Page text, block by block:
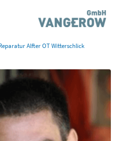
Alfter OT Witterschlick